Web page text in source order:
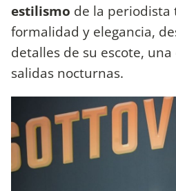
estilismo de la
formalidad y elegancia,
detalles de su escote,
salidas nocturnas.